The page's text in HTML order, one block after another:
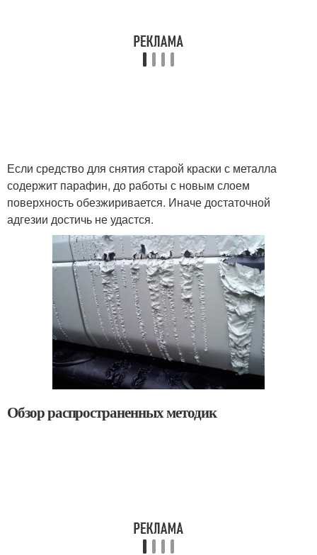
Если средство для снятия старой краски с металла
содержит парафин, до работы с новым слоем
поверхность обезжиривается. Иначе достаточной
адгезии достичь не удастся.
Обзор распространенных методик